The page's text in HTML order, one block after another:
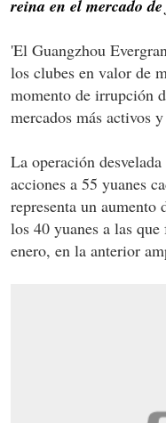
reina en el mercado
'El Guangzhou
los clubes en valor de
momento de irrupción
mercados más activos
La operación
acciones a 55 yuanes
representa un aumento
los 40 yuanes a las
enero, en la anterior